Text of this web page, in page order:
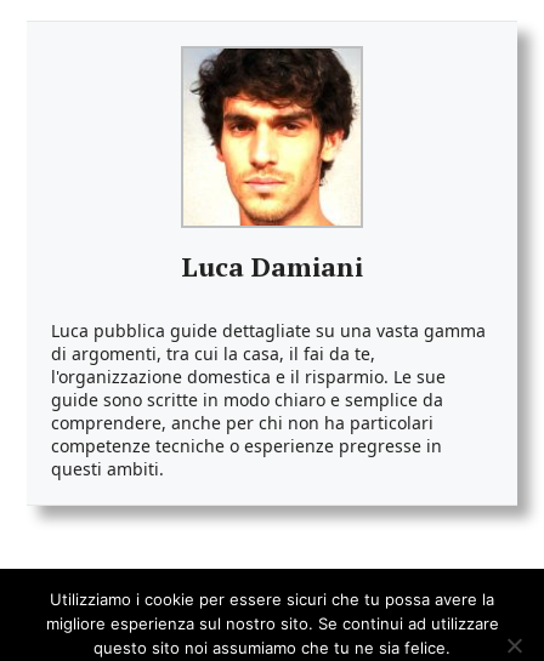
Luca Damiani
Luca pubblica guide dettagliate su una vasta gamma
di argomenti, tra cui la casa, il fai da te,
l'organizzazione domestica e il risparmio. Le sue
guide sono scritte in modo chiaro e semplice da
comprendere, anche per chi non ha particolari
competenze tecniche o esperienze pregresse in
questi ambiti.
Spazio Damiani© 2026
Utilizziamo i cookie per essere sicuri che tu possa avere la
migliore esperienza sul nostro sito. Se continui ad utilizzare
questo sito noi assumiamo che tu ne sia felice.